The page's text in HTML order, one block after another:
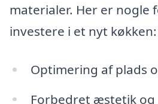
materialer. Her er nogle
investere i et nyt køkken:
Optimering af plads
Forbedret æstetik og